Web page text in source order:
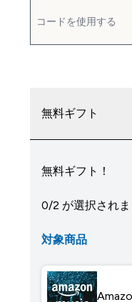
無料ギフト
無料ギフト！
0/2 が選択されま
対象商品